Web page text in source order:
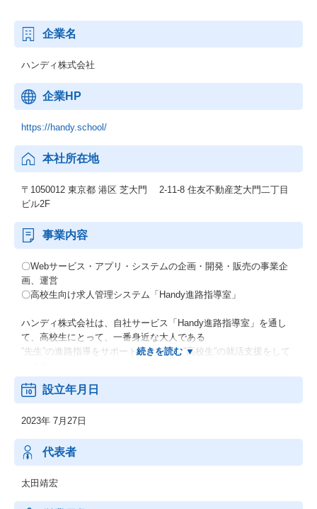
企業名
ハンディ株式会社
企業HP
https://handy.school/
本社所在地
〒1050012 東京都 港区 芝大門 2-11-8 住友不動産芝大門二丁目
ビル2F
事業内容
〇Webサービス・アプリ・システムの企画・開発・販売の事業企
画、運営
〇高校生向け求人管理システム「Handy進路指導室」
ハンディ株式会社は、自社サービス「Handy進路指導室」を通し
て、高校生にとって、一番身近な大人である
”先生”の進路指導をサポートしながら、”高校生”の就活支援をして
70年来変わらない、高卒就活の仕組みを変えることで、多忙な先
生の働き方改革と、
さらに、企業の高卒採用手法に新しい風を吹き込むことによっ
て、人に投資をする”良い会社”に、
”良い人材”が集まるよう、採用力の向上を支援しています。
設立年月日
2023年 7月27日
代表者
太田靖宏